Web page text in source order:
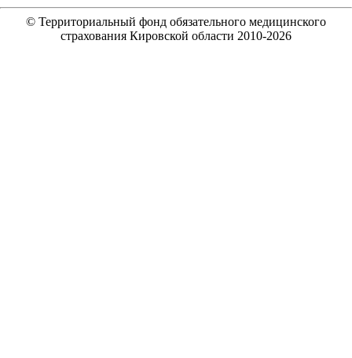
© Территориальный фонд обязательного медицинского
страхования Кировской области 2010-2026